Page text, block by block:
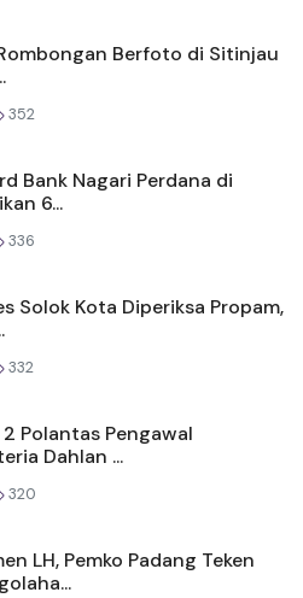
Berfoto di Sitinjau
352
Bank Nagari Perdana di
6...
336
Solok Kota Diperiksa Propam,
332
Polantas Pengawal
Dahlan ...
320
LH, Pemko Padang Teken